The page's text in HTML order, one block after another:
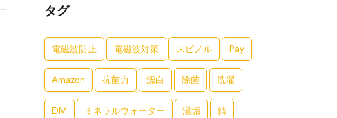
タグ
電磁波防止 電磁波対策 スピノル Pay
Amazon 抗菌力 漂白 除菌 洗濯
DM ミネラルウォーター 湯垢 錆